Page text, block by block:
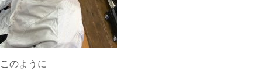
このように